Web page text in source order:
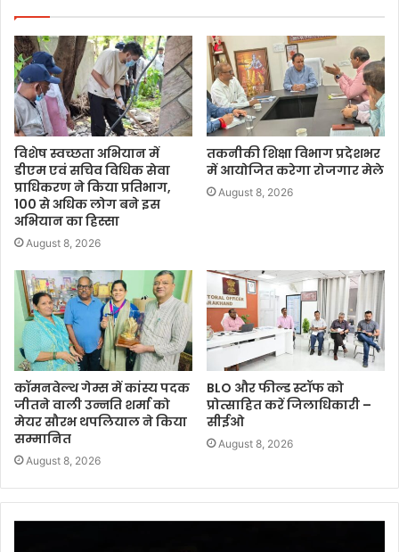
विशेष स्वच्छता अभियान में
डीएम एवं सचिव विधिक सेवा
प्राधिकरण ने किया प्रतिभाग,
100 से अधिक लोग बने इस
अभियान का हिस्सा
August 8, 2026
तकनीकी शिक्षा विभाग प्रदेशभर
में आयोजित करेगा रोजगार मेले
August 8, 2026
कॉमनवेल्थ गेम्स में कांस्य पदक
जीतने वाली उन्नति शर्मा को
मेयर सौरभ थपलियाल ने किया
सम्मानित
August 8, 2026
BLO और फील्ड स्टॉफ को
प्रोत्साहित करें जिलाधिकारी –
सीईओ
August 8, 2026